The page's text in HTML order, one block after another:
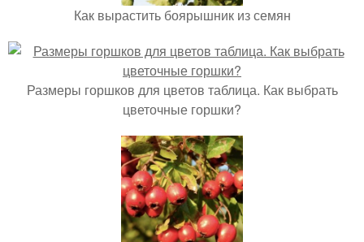
Как вырастить боярышник из семян
Размеры горшков для цветов таблица. Как выбрать
цветочные горшки?